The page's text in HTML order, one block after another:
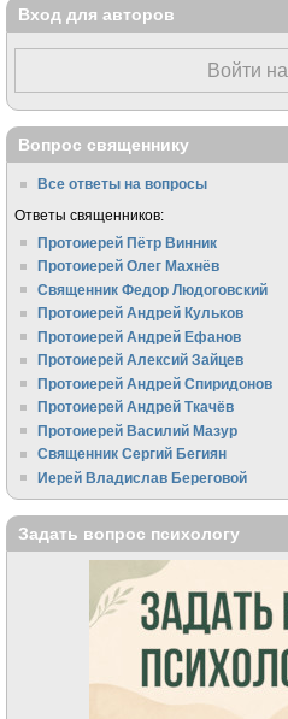
Вход для авторов
Войти
Вопрос священнику
Все ответы на вопросы
Ответы священников:
Протоиерей Пётр Винник
Протоиерей Олег Махнёв
Священник Федор Людоговский
Протоиерей Андрей Кульков
Протоиерей Андрей Ефанов
Протоиерей Алексий Зайцев
Протоиерей Андрей Спиридонов
Протоиерей Андрей Ткачёв
Протоиерей Василий Мазур
Священник Сергий Бегиян
Иерей Владислав Береговой
Задать вопрос психологу